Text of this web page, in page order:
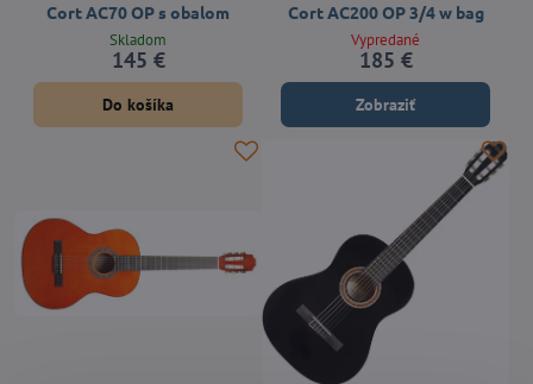
Cort AC70 OP s obalom
Skladom
145 €
Do košíka
Cort AC200 OP 3/4 w bag
Vypredané
185 €
Zobraziť